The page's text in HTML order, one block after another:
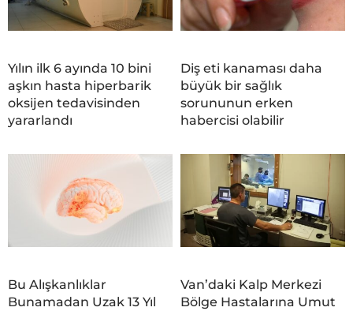
Yılın ilk 6 ayında 10 bini
aşkın hasta hiperbarik
oksijen tedavisinden
yararlandı
Diş eti kanaması daha
büyük bir sağlık
sorununun erken
habercisi olabilir
Bu Alışkanlıklar
Bunamadan Uzak 13 Yıl
Van’daki Kalp Merkezi
Bölge Hastalarına Umut